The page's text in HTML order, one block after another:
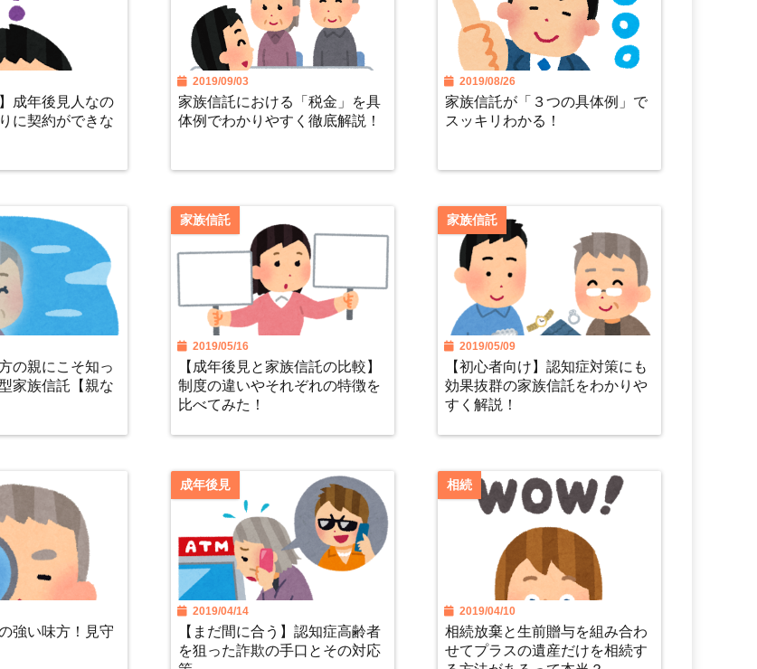
成年後見人なの
に契約ができな
2019/09/03
家族信託における「税金」を具
体例でわかりやすく徹底解説！
2019/08/26
家族信託が「３つの具体例」で
スッキリわかる！
の親にこそ知っ
家族信託【親な
家族信託
2019/05/16
【成年後見と家族信託の比較】
制度の違いやそれぞれの特徴を
比べてみた！
家族信託
2019/05/09
【初心者向け】認知症対策にも
効果抜群の家族信託をわかりや
すく解説！
強い味方！見守
成年後見
2019/04/14
【まだ間に合う】認知症高齢者
を狙った詐欺の手口とその対応
相続
2019/04/10
相続放棄と生前贈与を組み合わ
せてプラスの遺産だけを相続す